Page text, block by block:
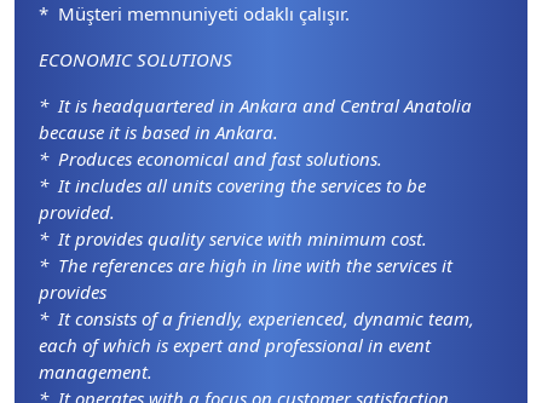
* Müşteri memnuniyeti odaklı çalışır.
ECONOMIC SOLUTIONS
* It is headquartered in Ankara and Central Anatolia
because it is based in Ankara.
* Produces economical and fast solutions.
* It includes all units covering the services to be
provided.
* It provides quality service with minimum cost.
* The references are high in line with the services it
provides
* It consists of a friendly, experienced, dynamic team,
each of which is expert and professional in event
management.
* It operates with a focus on customer satisfaction.